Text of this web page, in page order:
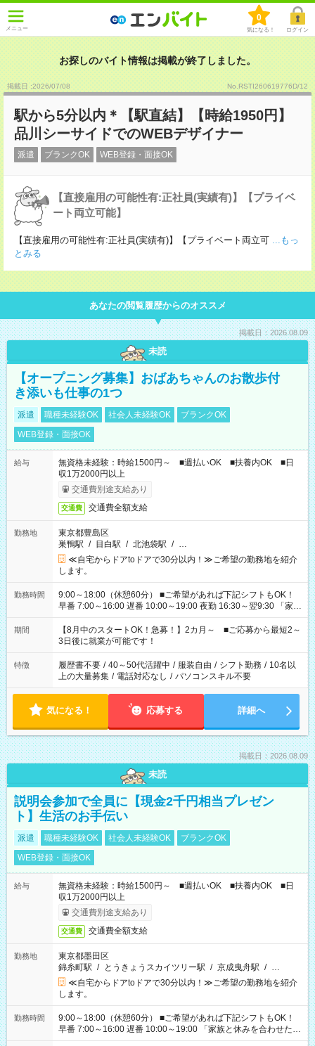
メニュー
0
気になる！ ログイン
お探しのバイト情報は掲載が終了しました。
掲載日 :2026/07/08 No.RSTI260619776D/12
駅から5分以内＊【駅直結】【時給1950円】
品川シーサイドでのWEBデザイナー
派遣 ブランクOK WEB登録・面接OK
【直接雇用の可能性有:正社員(実績有)】【プライベ
ート両立可能】
【直接雇用の可能性有:正社員(実績有)】【プライベート両立可 ...もっ
とみる
あなたの閲覧履歴からのオススメ
掲載日：2026.08.09
未読
【オープニング募集】おばあちゃんのお散歩付
き添いも仕事の1つ
派遣 職種未経験OK 社会人未経験OK
ブランクOK
WEB登録・面接OK
給与
無資格未経験：時給1500円～ ■週払いOK ■扶養内OK ■日
収1万2000円以上
交通費別途支給あり
交通費 交通費全額支給
勤務地
東京都豊島区
巣鴨駅 / 目白駅 / 北池袋駅 / …
≪自宅からドアtoドアで30分以内！≫ご希望の勤務地を紹介
します。
勤務時間
9:00～18:00（休憩60分） ■ご希望があれば下記シフトもOK！
早番 7:00～16:00 遅番 10:00～19:00 夜勤 16:30～翌9:30 「家族
と休みを合わせたい」 「余裕を持って夕飯の準備がしたい」
「できれば残業はしたくない」 など、ご希望を教えてください
ね。 ※Wワーク希望の方へ 今ご覧のお仕事で希望する勤務時間
と、もう1つのお仕事の勤務時間。 合計で週40時間を超える場
合は応募できません。
期間
【8月中のスタートOK！急募！】2カ月～ ■ご応募から最短2～
3日後に就業が可能です！
特徴 履歴書不要 / 40～50代活躍中 / 服装自由 / シフト勤務 / 10名以
上の大量募集 / 電話対応なし / パソコンスキル不要
気になる！ 応募する 詳細へ
掲載日：2026.08.09
未読
説明会参加で全員に【現金2千円相当プレゼン
ト】生活のお手伝い
派遣 職種未経験OK 社会人未経験OK
ブランクOK
WEB登録・面接OK
給与
無資格未経験：時給1500円～ ■週払いOK ■扶養内OK ■日
収1万2000円以上
交通費別途支給あり
交通費 交通費全額支給
勤務地
東京都墨田区
錦糸町駅 / とうきょうスカイツリー駅 / 京成曳舟駅 / …
≪自宅からドアtoドアで30分以内！≫ご希望の勤務地を紹介
します。
勤務時間
9:00～18:00（休憩60分） ■ご希望があれば下記シフトもOK！
早番 7:00～16:00 遅番 10:00～19:00 「家族と休みを合わせた
い」 「余裕を持って夕飯の準備がしたい」 「できれば残業はし